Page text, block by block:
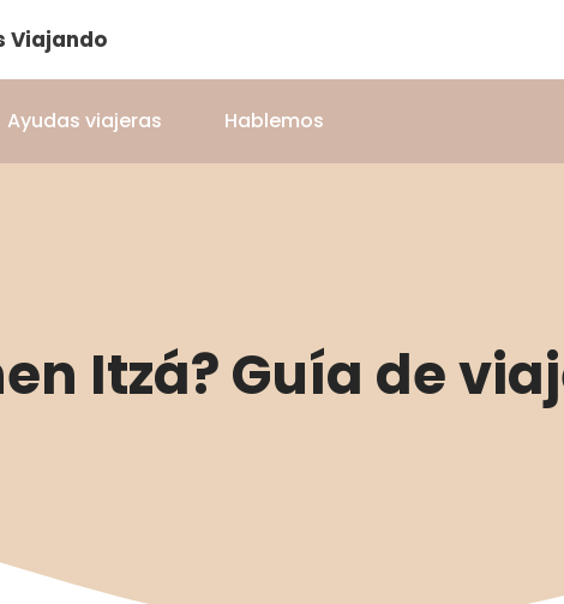
Ayudas viajeras Hablemos
Itzá? Guía de